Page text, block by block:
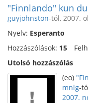
"Finnlando" kun
guyjohnston-tól, 2007.
Nyelv: Esperanto
Hozzászólások: 15
Utolsó hozzászólás
(eo)
mnlg-
2007.